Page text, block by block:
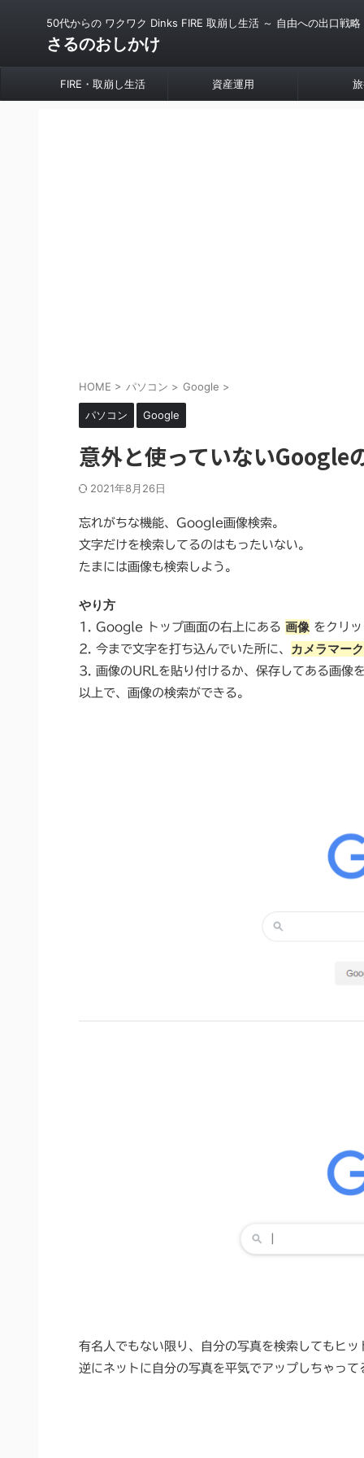
50代からの ワクワク Dinks FIRE 取崩し生活 ～ 自由への出口戦略
さるのおしかけ
FIRE・取崩し生活 資産運用
HOME > パソコン > Google >
パソコン Google
意外と使っていないGoogle
2021年8月26日
忘れがちな機能、Google画像検索。
文字だけを検索してるのはもったいない。
たまには画像も検索しよう。
やり方
1. Google トップ画面の右上にある 画像 をクリッ
2. 今まで文字を打ち込んでいた所に、 カメラマーク
3. 画像のURLを貼り付けるか、保存してある画像
以上で、画像の検索ができる。
有名人でもない限り、自分の写真を検索してもヒッ
逆にネットに自分の写真を平気でアップしちゃっ